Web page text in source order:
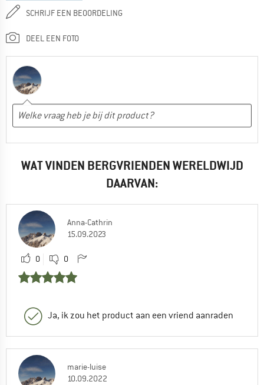
SCHRIJF EEN BEOORDELING
DEEL EEN FOTO
WAT VINDEN BERGVRIENDEN WERELDWIJD
DAARVAN:
Anna-Cathrin
15.09.2023
0 0
Ja, ik zou het product aan een vriend aanraden
marie-luise
10.09.2022